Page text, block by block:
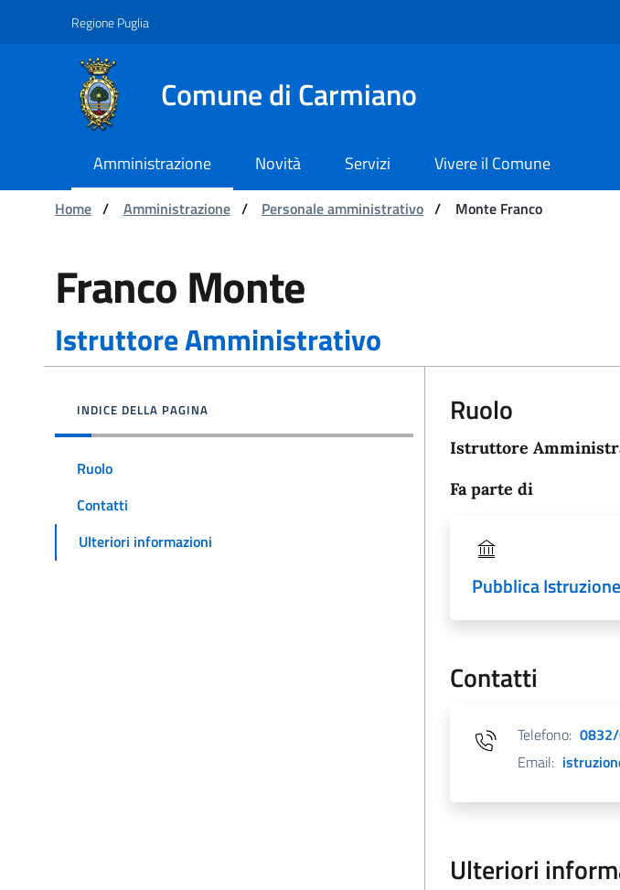
Navigazione
Salta al contenuto
Regione Puglia
Comune di Carmiano
Amministrazione Novità Servizi Vivere il Comune
Ti trovi in:
Home / Amministrazione / Personale amministrativo / Monte Franco
Monte Franco - Comune di Carmiano
Franco Monte
Istruttore Amministrativo
INDICE DELLA PAGINA
Ruolo
Contatti
Ulteriori informazioni
Ruolo
Istruttore
Fa parte di
Pubblica Istruzione
Contatti
Telefono:
Email:
Ulteriori